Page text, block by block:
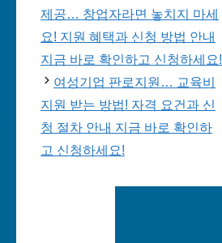
제공… 창업자라면 놓치지 마세
요! 지원 혜택과 신청 방법 안내
지금 바로 확인하고 신청하세요!
여성기업 판로지원… 교육비
지원 받는 방법! 자격 요건과 신
청 절차 안내 지금 바로 확인하
고 신청하세요!